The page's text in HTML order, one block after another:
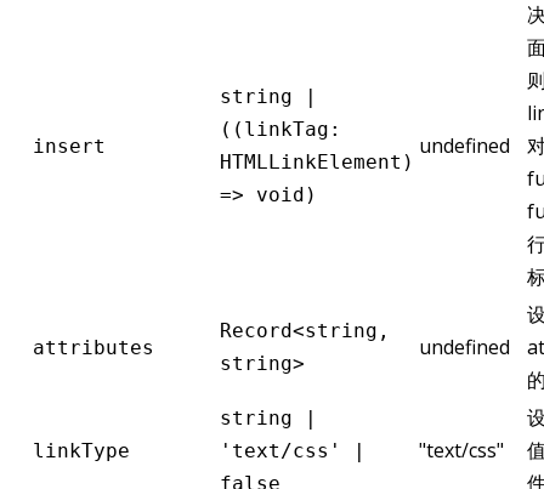
insert
string |
((linkTag:
HTMLLinkElement)
=> void)
undefined
attributes
Record<string,
string>
undefined
linkType
string |
'text/css' |
false
"text/css"